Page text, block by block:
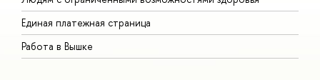
Единая платежная страница
Работа в Вышке